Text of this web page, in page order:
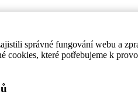
správné fungování webu a
cookies, které potřebujeme k